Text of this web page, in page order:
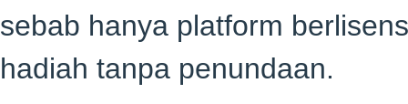
sebab hanya platform
hadiah tanpa penundaan.